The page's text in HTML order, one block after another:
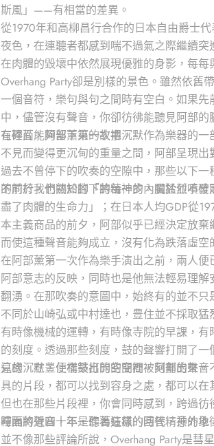
斯風」——有相當的差異。
從1970年和高柳昌行合作的日本自由爵士
夜色，在連聽者都感到喘不過氣之際繼續
在肉體的毀壞中依然展現優雅的身影，每
Overhang Party卻是別樣的景色。雖然依舊
一個音符，樂句與句之間時有空白。如果
中，儘管沒有聲音，你卻彷彿能聽見阿部
有碎片能夠留下來的故事。
在裡面，阿部薰第一次把沉默作為樂器的
不見而變得更沉甸的重量之間，阿部呈現
過去不曾停下的吹奏的空隙中，那些以下
的前行，也關於腳下的每一步，關於並不
不同於我們熟知的「將精神的內臟猛烈噴
盡了肉體的生命力」；在日本人均GDP從
本主義商品的前夕，阿部似乎已經決定放
而使這種聲音能夠成立，沒有化為跌落虛空
在阿部薰第一次作為樂手演出之前，兩人
阿部意志的反映，同時也是他無法輕易理
翻湧。在那吹奏的意圖中，始終有的並不
不同於山崎弘或中村達也，豊住並不採取
有時像機械的運轉，有時像寺院的早課，
的刻度。透過那些刻度，鼓的聲響打開了
見的沉默，便在鼓打開的空間被刻劃出來。
這樣，在豊住構築出的空間裡，阿部的聲
具的片段，都可以找到容身之處，都可以在
但也在那些片段裡，你會同時感到，跨過
裡面的聲音，不是作為狂飆的時代精神的
時隔將近四十年，聽著這樣的回答，意外
並不像那些評論所說，Overhang Party是彗